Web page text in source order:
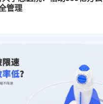
管理